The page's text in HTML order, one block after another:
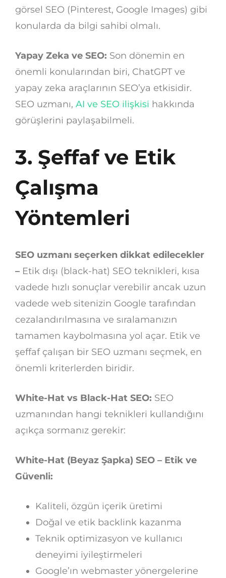
görsel SEO (Pinterest, Google Images) gibi
konularda da bilgi sahibi olmalı.
Yapay Zeka ve SEO: Son dönemin en
önemli konularından biri, ChatGPT ve
yapay zeka araçlarının SEO’ya etkisidir.
SEO uzmanı, AI ve SEO ilişkisi hakkında
görüşlerini paylaşabilmeli.
3. Şeffaf ve Etik
Çalışma
Yöntemleri
SEO uzmanı seçerken dikkat edilecekler
– Etik dışı (black-hat) SEO teknikleri, kısa
vadede hızlı sonuçlar verebilir ancak uzun
vadede web sitenizin Google tarafından
cezalandırılmasına ve sıralamanızın
tamamen kaybolmasına yol açar. Etik ve
şeffaf çalışan bir SEO uzmanı seçmek, en
önemli kriterlerden biridir.
White-Hat vs Black-Hat SEO: SEO
uzmanından hangi teknikleri kullandığını
açıkça sormanız gerekir:
White-Hat (Beyaz Şapka) SEO – Etik ve
Güvenli:
Kaliteli, özgün içerik üretimi
Doğal ve etik backlink kazanma
Teknik optimizasyon ve kullanıcı
deneyimi iyileştirmeleri
Google’ın webmaster yönergelerine